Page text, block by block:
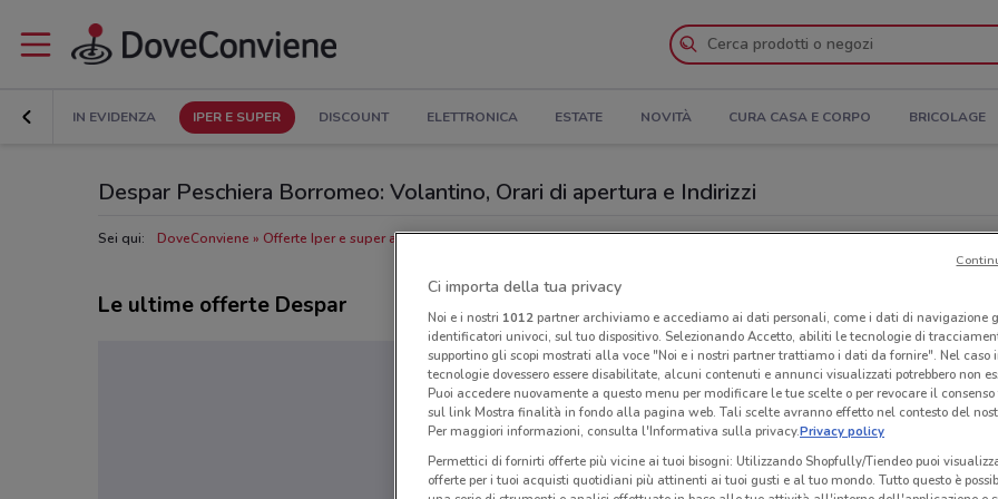
IN EVIDENZA IPER E SUPER DISCOUNT ELETTRONICA ESTATE NOVITÀ CURA CASA E CORPO BRICOLAGE
Despar Peschiera Borromeo: Volantino, Orari di apertura e Indirizzi
Sei qui: DoveConviene Offerte Iper e super a Peschiera Borromeo Negozi Despar a Peschiera Borromeo
Le ultime offerte Despar
Ci importa della tua privacy
Noi e i nostri 1012partner archiviamo e accediamo ai dati personali, come i dati di navigazione
identificatori univoci, sul tuo dispositivo. Selezionando Accetto, abiliti le tecnologie di
supportino gli scopi mostrati alla voce "Noi e i nostri partner trattiamo i dati da fornire". Nel caso
tecnologie dovessero essere disabilitate, alcuni contenuti e annunci visualizzati potrebbero non
Puoi accedere nuovamente a questo menu per modificare le tue scelte o per revocare il
sul link Mostra finalità in fondo alla pagina web. Tali scelte avranno effetto nel contesto del
Per maggiori informazioni, consulta l'Informativa sulla privacy.Privacy policy
Permettici di fornirti offerte più vicine ai tuoi bisogni: Utilizzando Shopfully/Tiendeo puoi
offerte per i tuoi acquisti quotidiani più attinenti ai tuoi gusti e al tuo mondo. Tutto questo è